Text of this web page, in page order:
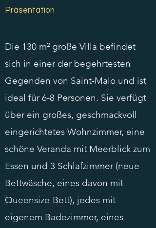
Präsentation
Die 130 m² große Villa befindet
sich in einer der begehrtesten
Gegenden von Saint-Malo und ist
ideal für 6-8 Personen. Sie verfügt
über ein großes, geschmackvoll
eingerichtetes Wohnzimmer, eine
schöne Veranda mit Meerblick zum
Essen und 3 Schlafzimmer (neue
Bettwäsche, eines davon mit
Queensize-Bett), jedes mit
eigenem Badezimmer, eines